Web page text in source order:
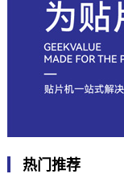
热门推荐